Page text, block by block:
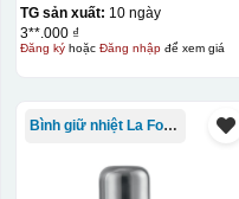
TG sản xuất: 10 ngày
3**.000 ₫
Đăng kýhoặc Đăng nhậpđể xem giá
Bình giữ nhiệt La Fonte